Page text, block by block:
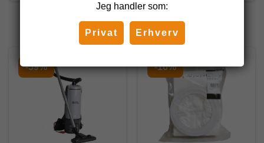
Andre har også købt
-59% -16%
Jeg handler som:
Privat Erhverv